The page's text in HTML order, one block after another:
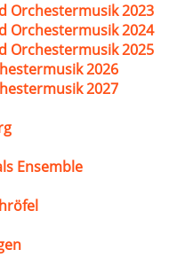
Orchestermusik 2023
Orchestermusik 2024
Orchestermusik 2025
2026
2027
Ensemble